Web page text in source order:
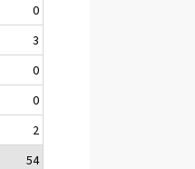
0
3
0
0
2
54